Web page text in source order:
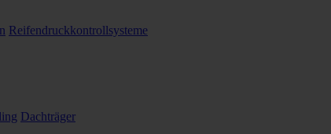
Reifendruckkontrollsysteme
Dachträger